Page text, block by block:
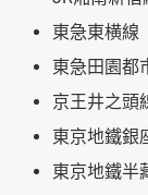
東急東横線
東急田園都
京王井之頭
東京地鐵銀
東京地鐵半